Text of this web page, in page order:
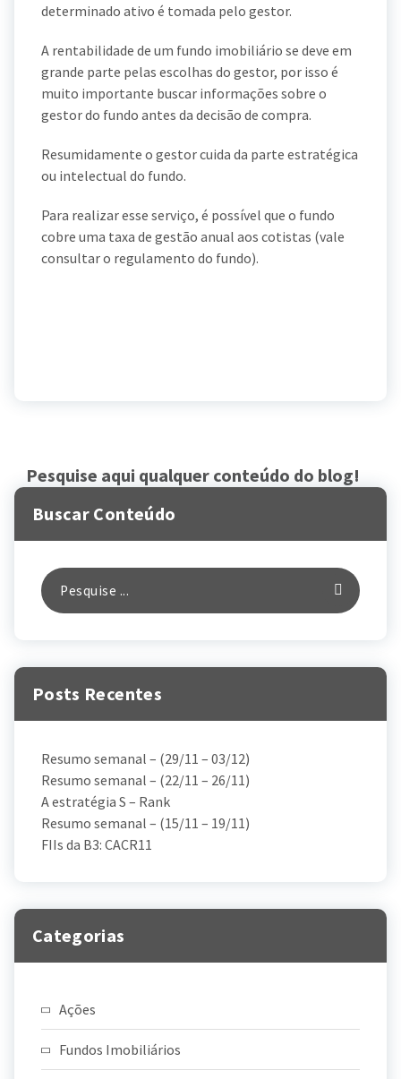
Pesquise aqui qualquer conteúdo do blog!
determinado ativo é tomada pelo gestor.
A rentabilidade de um fundo imobiliário se deve em
grande parte pelas escolhas do gestor, por isso é
muito importante buscar informações sobre o
gestor do fundo antes da decisão de compra.
Resumidamente o gestor cuida da parte estratégica
ou intelectual do fundo.
Para realizar esse serviço, é possível que o fundo
cobre uma taxa de gestão anual aos cotistas (vale
consultar o regulamento do fundo).
Buscar Conteúdo
Posts Recentes
Resumo semanal – (29/11 – 03/12)
Resumo semanal – (22/11 – 26/11)
A estratégia S – Rank
Resumo semanal – (15/11 – 19/11)
FIIs da B3: CACR11
Categorias
Ações
Fundos Imobiliários